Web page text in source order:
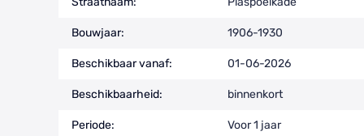
Bouwjaar: 1906-1930
Beschikbaar vanaf: 01-06-2026
Beschikbaarheid: binnenkort
Periode: Voor 1 jaar